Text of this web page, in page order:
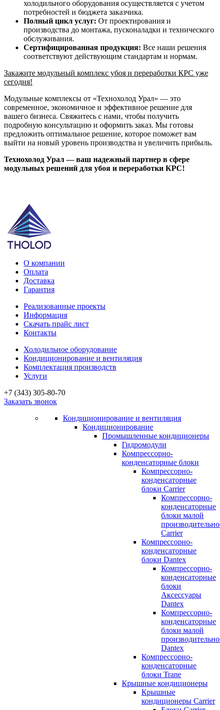
холодильного оборудования осуществляется с учетом
потребностей и бюджета заказчика.
Полный цикл услуг: От проектирования и
производства до монтажа, пусконаладки и технического
обслуживания.
Сертифицированная продукция: Все наши решения
соответствуют действующим стандартам и нормам.
Закажите модульный комплекс убоя и переработки КРС уже
сегодня!
Модульные комплексы от «Технохолод Урал» — это
современное, экономичное и эффективное решение для
вашего бизнеса. Свяжитесь с нами, чтобы получить
подробную консультацию и оформить заказ. Мы готовы
предложить оптимальное решение, которое поможет вам
выйти на новый уровень производства и увеличить прибыль.
Технохолод Урал — ваш надежный партнер в сфере
модульных решений для убоя и переработки КРС!
О компании
Оплата
Доставка
Гарантия
Реализованные проекты
Информация
Скачать прайс лист
Контакты
Холодильное оборудование
Кондиционирование и вентиляция
Комплектация производств
Услуги
+7 (343) 305-80-70
Заказать звонок
Кондиционирование и вентиляция
Кондиционирование
Промышленные кондиционеры
Гидромодули
Компрессорно-
конденсаторные блоки
Компрессорно-
конденсаторные
блоки Carrier
Компрессорно-
конденсаторные
блоки малой
Carrier
Компрессорно-
конденсаторные
блоки Dantex
Компрессорно-
конденсаторные
блоки
Аксессуары
Dantex
Компрессорно-
конденсаторные
блоки малой
Dantex
Компрессорно-
конденсаторные
блоки Trane
Крышные кондиционеры
Крышные
кондиционеры Carrier